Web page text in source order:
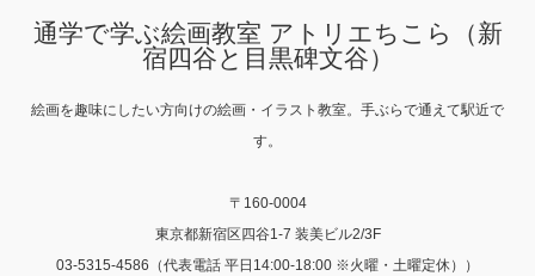
通学で学ぶ絵画教室 アトリエちこら（新
宿四谷と目黒碑文谷）
絵画を趣味にしたい方向けの絵画・イラスト教室。手ぶらで通えて駅近で
す。
〒160-0004
東京都新宿区四谷1-7 装美ビル2/3F
03-5315-4586（代表電話 平日14:00-18:00 ※火曜・土曜定休））